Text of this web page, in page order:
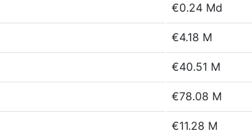
€0.24 Md
€4.18 M
€40.51 M
€78.08 M
€11.28 M